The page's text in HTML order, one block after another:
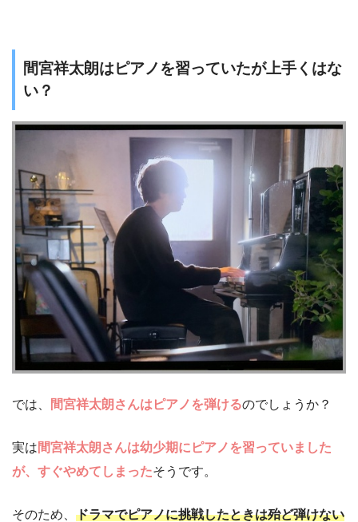
間宮祥太朗はピアノを習っていたが上手くはな
い？
では、 間宮祥太朗さんはピアノを弾けるのでしょうか？
実は間宮祥太朗さんは幼少期にピアノを習っていました
が、すぐやめてしまったそうです。
そのため、 ドラマでピアノに挑戦したときは殆ど弾けない